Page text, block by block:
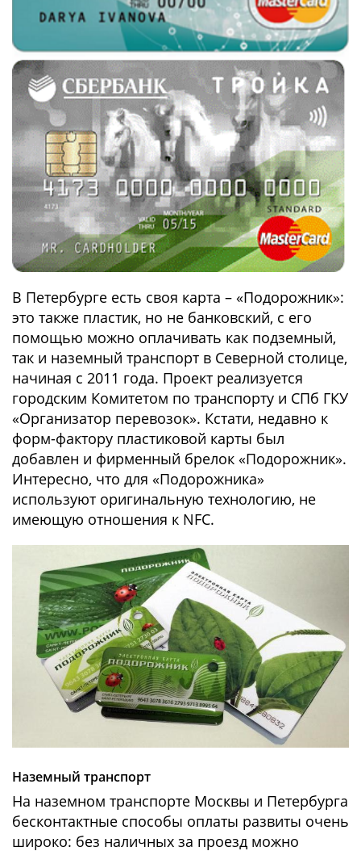
В Петербурге есть своя карта – «Подорожник»:
это также пластик, но не банковский, с его
помощью можно оплачивать как подземный,
так и наземный транспорт в Северной столице,
начиная с 2011 года. Проект реализуется
городским Комитетом по транспорту и СПб ГКУ
«Организатор перевозок». Кстати, недавно к
форм-фактору пластиковой карты был
добавлен и фирменный брелок «Подорожник».
Интересно, что для «Подорожника»
используют оригинальную технологию, не
имеющую отношения к NFC.
Наземный транспорт
На наземном транспорте Москвы и Петербурга
бесконтактные способы оплаты развиты очень
широко: без наличных за проезд можно